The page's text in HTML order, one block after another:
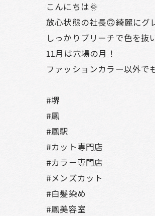
こんにちは🌞
放心状態の社長🙃綺麗にグ
しっかりブリーチで色を抜
11月は穴場の月！
ファッションカラー以外で
#堺
#鳳
#鳳駅
#カット専門店
#カラー専門店
#メンズカット
#白髪染め
#鳳美容室